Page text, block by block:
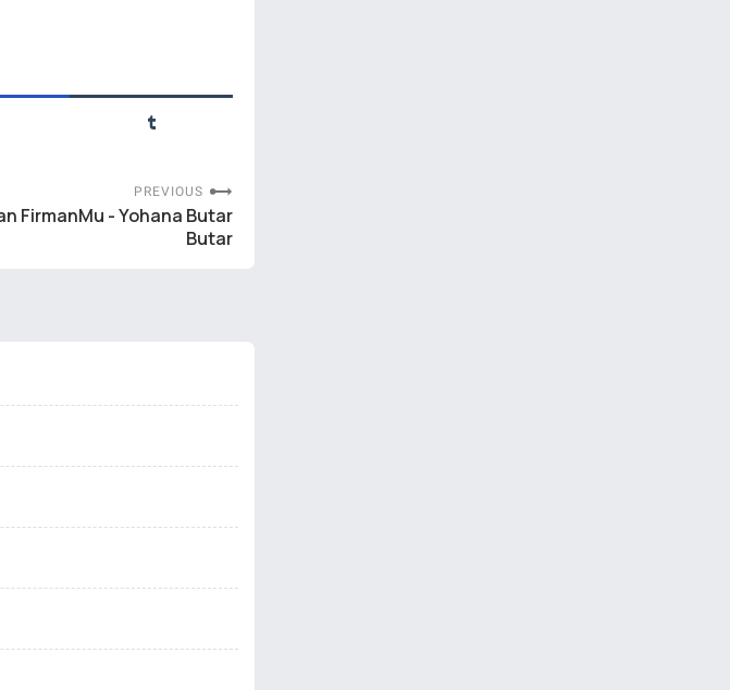
PREVIOUS
FirmanMu - Yohana Butar
Butar